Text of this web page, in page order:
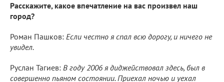
Расскажите, какое впечатление на вас произвел наш
город?
Роман Пашков: Если честно я спал всю дорогу, и ничего не
увидел.
Руслан Тагиев: В году 2006 я диджействовал здесь, был в
совершенно пьяном состоянии. Приехал ночью и уехал